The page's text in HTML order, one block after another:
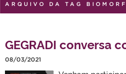
ARQUIVO DA TAG
GEGRADI conversa
08/03/2021